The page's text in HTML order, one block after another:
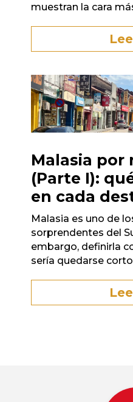
muestran la cara
Malasia por
(Parte I):
en cada
Malasia es uno de
sorprendentes del
embargo, definirla
sería quedarse